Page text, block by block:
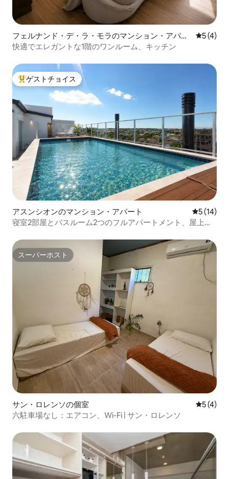
フェルナンド・デ・ラ・モラのマンション・アパー
ト
レビュー
5 (4)
快適でエレガントな1階のワンルーム、キッチン
大好評のゲストチョイスです。
ゲストチョイス
アスンシオンのマンション・アパート レビュー
5 (14)
寝室2部屋とバスルーム2つのフルアパートメント、屋上プ
スーパーホスト
スーパーホスト
サン・ロレンソの個室 レビュー
5 (4)
六駐車場なし：エアコン、Wi-Fi | サン・ロレンソ